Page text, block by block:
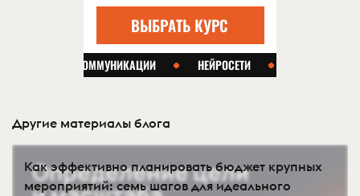
Другие материалы блога
Как эффективно планировать бюджет крупных
мероприятий: семь шагов для идеального